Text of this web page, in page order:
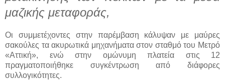
μαζικής μεταφοράς,
Οι συμμετέχοντες στην παρέμβαση κάλυψαν με μαύρες
σακούλες τα ακυρωτικά μηχανήματα στον σταθμό του Μετρό
«Αττική», ενώ στην ομώνυμη πλατεία στις 12
πραγματοποιήθηκε συγκέντρωση από διάφορες
συλλογικότητες.